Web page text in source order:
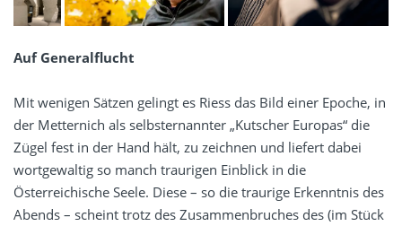
Auf Generalflucht
Mit wenigen Sätzen gelingt es Riess das Bild einer Epoche, in
der Metternich als selbsternannter „Kutscher Europas“ die
Zügel fest in der Hand hält, zu zeichnen und liefert dabei
wortgewaltig so manch traurigen Einblick in die
Österreichische Seele. Diese – so die traurige Erkenntnis des
Abends – scheint trotz des Zusammenbruches des (im Stück